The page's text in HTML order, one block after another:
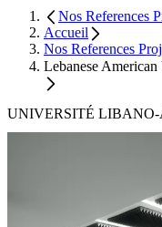
Nos References
Accueil
Nos References
Lebanese
UNIVERSITÉ